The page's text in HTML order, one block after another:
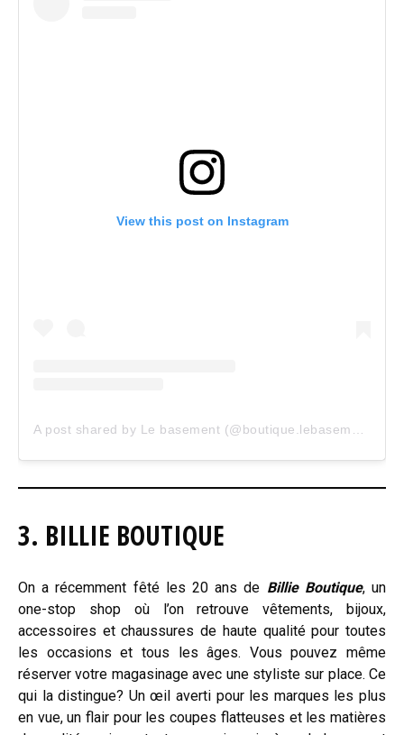
View this post on Instagram
3. BILLIE BOUTIQUE
On a récemment fêté les 20 ans de Billie Boutique, un
one-stop shop où l’on retrouve vêtements, bijoux,
accessoires et chaussures de haute qualité pour toutes
les occasions et tous les âges. Vous pouvez même
réserver votre magasinage avec une styliste sur place. Ce
qui la distingue? Un œil averti pour les marques les plus
en vue, un flair pour les coupes flatteuses et les matières